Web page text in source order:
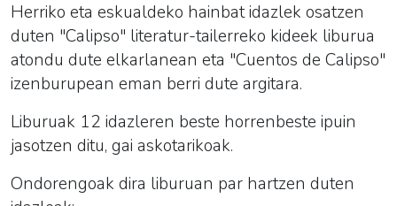
Herriko eta eskualdeko hainbat idazlek osatzen
duten "Calipso" literatur-tailerreko kideek liburua
atondu dute elkarlanean eta "Cuentos de Calipso"
izenburupean eman berri dute argitara.
Liburuak 12 idazleren beste horrenbeste ipuin
jasotzen ditu, gai askotarikoak.
Ondorengoak dira liburuan par hartzen duten